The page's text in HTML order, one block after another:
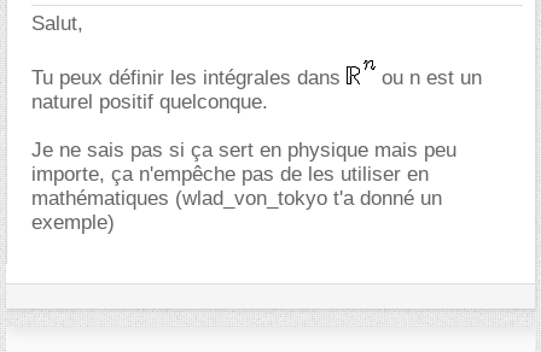
Salut,
Tu peux définir les intégrales dans
ou n est un
naturel positif quelconque.
Je ne sais pas si ça sert en physique mais peu
importe, ça n'empêche pas de les utiliser en
mathématiques (wlad_von_tokyo t'a donné un
exemple)